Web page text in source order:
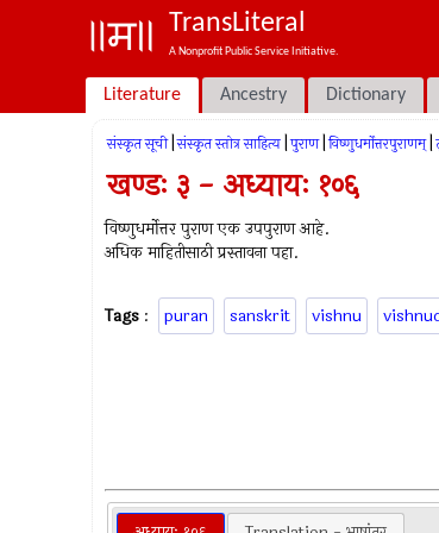
TransLiteral
A Nonprofit Public Service Initiative.
Literature Ancestry Dictionary
संस्कृत सूची संस्कृत स्तोत्र साहित्य पुराण विष्णुधर्मोत्तरपुराणम्
खण्डः ३ - अध्यायः १०६
विष्णुधर्मोत्तर पुराण एक उपपुराण आहे.
अधिक माहितीसाठी प्रस्तावना पहा.
Tags : puran sanskrit vishnu